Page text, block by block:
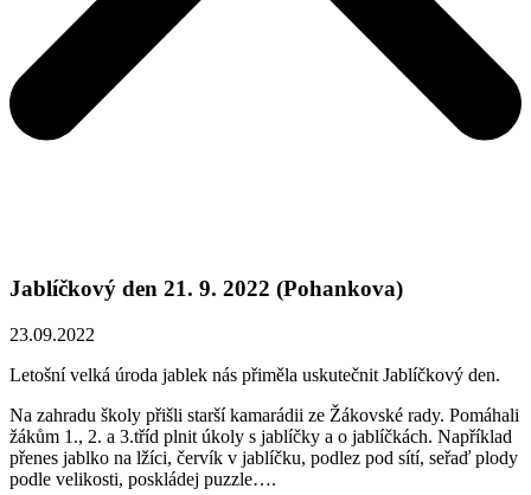
Jablíčkový den 21. 9. 2022 (Pohankova)
23.09.2022
Letošní velká úroda jablek nás přiměla uskutečnit Jablíčkový den.
Na zahradu školy přišli starší kamarádii ze Žákovské rady. Pomáhali
žákům 1., 2. a 3.tříd plnit úkoly s jablíčky a o jablíčkách. Například
přenes jablko na lžíci, červík v jablíčku, podlez pod sítí, seřaď plody
podle velikosti, poskládej puzzle….